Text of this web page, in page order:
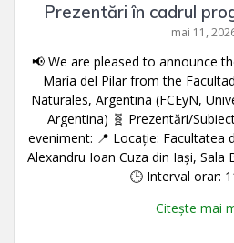
Prezentări în cadrul
mai 11,
📢 We are pleased to announce
María del Pilar from the
Naturales, Argentina (FCEyN,
Argentina) 🧬 Prezentări/
eveniment: 📍 Locație: Facultatea
Alexandru Ioan Cuza din Iași, Sala
🕒 Interval orar:
Citește mai